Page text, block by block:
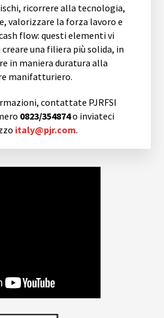
ricorrere alla tecnologia,
valorizzare la forza lavoro e
flow: questi elementi vi
una filiera più solida, in
in maniera duratura alla
manifatturiero.
contattate PJRFSI
0823/354874o inviateci
italy@pjr.com.